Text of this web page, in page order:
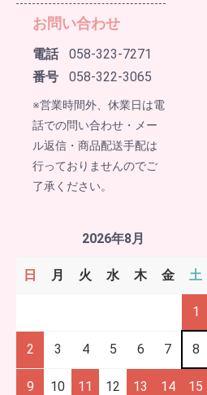
お問い合わせ
電話
番号
058-323-7271
058-322-3065
※営業時間外、休業日は電
話での問い合わせ・メー
ル返信・商品配送手配は
行っておりませんのでご
了承ください。
2026年8月
日 月 火 水 木 金 土
1
2 3 4 5 6 7 8
9 10 11 12 13 14 15